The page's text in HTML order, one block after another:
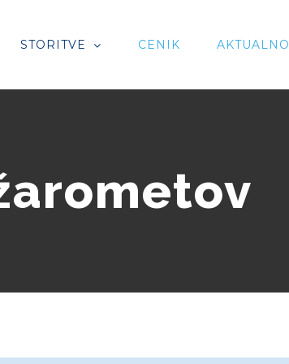
STORITVE CENIK AKTUALNO